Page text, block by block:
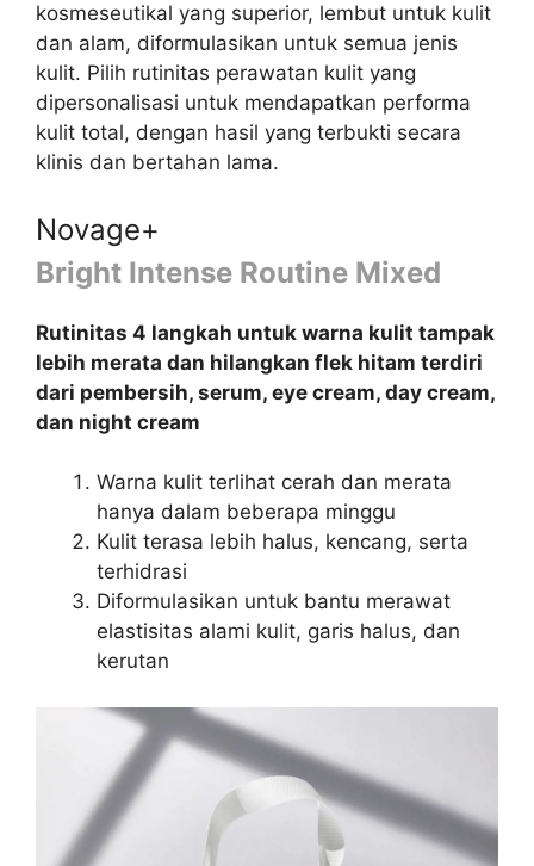
kosmeseutikal yang superior, lembut untuk kulit
dan alam, diformulasikan untuk semua jenis
kulit. Pilih rutinitas perawatan kulit yang
dipersonalisasi untuk mendapatkan performa
kulit total, dengan hasil yang terbukti secara
klinis dan bertahan lama.
Novage+
Bright Intense Routine Mixed
Rutinitas 4 langkah untuk warna kulit tampak
lebih merata dan hilangkan flek hitam terdiri
dari pembersih, serum, eye cream, day cream,
dan night cream
Warna kulit terlihat cerah dan merata
hanya dalam beberapa minggu
Kulit terasa lebih halus, kencang, serta
terhidrasi
Diformulasikan untuk bantu merawat
elastisitas alami kulit, garis halus, dan
kerutan